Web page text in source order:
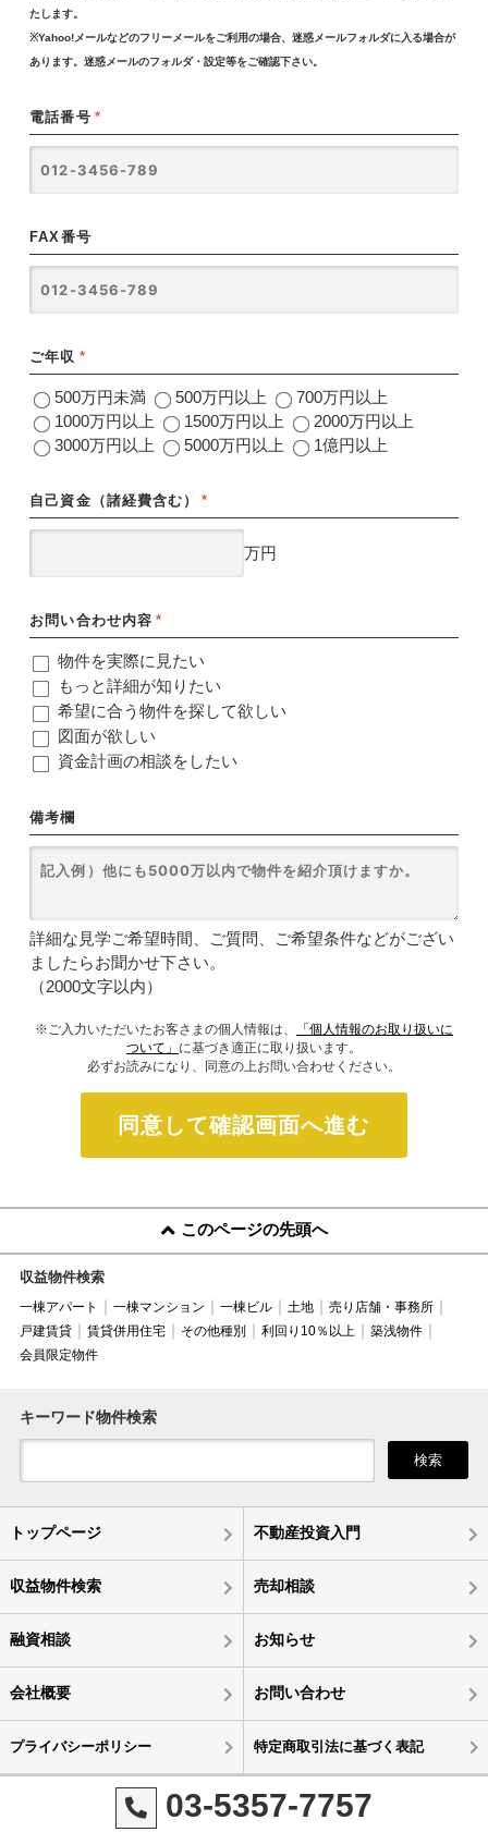
たします。
※Yahoo!メールなどのフリーメールをご利用の場合、迷惑メールフォルダに入る場合が
あります。迷惑メールのフォルダ・設定等をご確認下さい。
電話番号 *
FAX番号
ご年収 *
500万円未満 500万円以上
700万円以上
1000万円以上
1500万円以上
2000万円以上
3000万円以上
5000万円以上 1億円以上
自己資金（諸経費含む） *
万円
お問い合わせ内容 *
物件を実際に見たい
もっと詳細が知りたい
希望に合う物件を探して欲しい
図面が欲しい
資金計画の相談をしたい
備考欄
詳細な見学ご希望時間、ご質問、ご希望条件などがござい
ましたらお聞かせ下さい。
（2000文字以内）
※ご入力いただいたお客さまの個人情報は、
「個人情報のお取り扱いに
ついて」 に基づき適正に取り扱います。
必ずお読みになり、同意の上お問い合わせください。
同意して確認画面へ進む
このページの先頭へ
収益物件検索
一棟アパート 一棟マンション 一棟ビル 土地
売り店舗・事務所
戸建賃貸
賃貸併用住宅 その他種別 利回り10％以上
築浅物件
会員限定物件
キーワード物件検索
検索
トップページ 不動産投資入門
収益物件検索 売却相談
融資相談 お知らせ
会社概要 お問い合わせ
プライバシーポリシー 特定商取引法に基づく表記
03-5357-7757